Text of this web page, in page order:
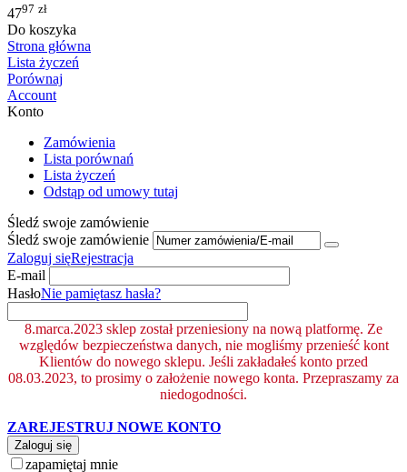
4797 zł
Do koszyka
Strona główna
Lista życzeń
Porównaj
Account
Konto
Zamówienia
Lista porównań
Lista życzeń
Odstąp od umowy tutaj
Śledź swoje zamówienie
Śledź swoje zamówienie
Zaloguj sięRejestracja
E-mail
HasłoNie pamiętasz hasła?
8.marca.2023 sklep został przeniesiony na nową platformę. Ze
względów bezpieczeństwa danych, nie mogliśmy przenieść kont
Klientów do nowego sklepu. Jeśli zakładałeś konto przed
08.03.2023, to prosimy o założenie nowego konta. Przepraszamy za
niedogodności.
ZAREJESTRUJ NOWE KONTO
Zaloguj się
zapamiętaj mnie